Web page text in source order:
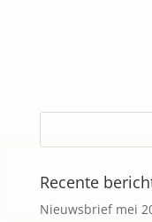
Recente
Nieuwsbrief mei